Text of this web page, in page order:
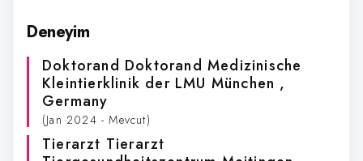
Deneyim
Doktorand Doktorand Medizinische
Kleintierklinik der LMU München ,
Germany
(Jan 2024 - Mevcut)
Tierarzt Tierarzt